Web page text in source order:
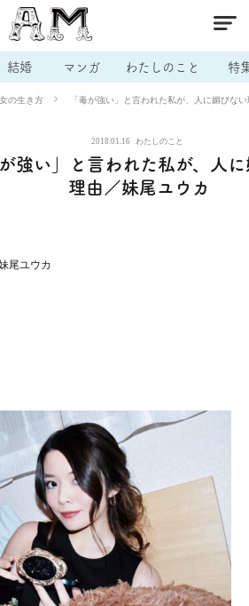
結婚 マンガ わたしのこと 特
女の生き方 「毒が強い」と言われた私が、人に媚びな
2018.01.16 わたしのこと
が強い」と言われた私が、人
理由／妹尾ユウカ
尾ユウカ
# 男の本音 # セフレ # 不倫
# マッチングアプリ # ラブグッズ # 体の相